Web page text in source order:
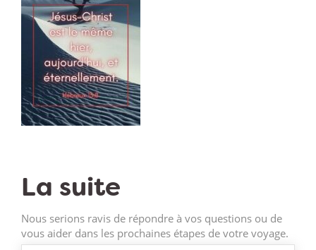
La suite
Nous serions ravis de répondre à vos questions ou de
vous aider dans les prochaines étapes de votre voyage.